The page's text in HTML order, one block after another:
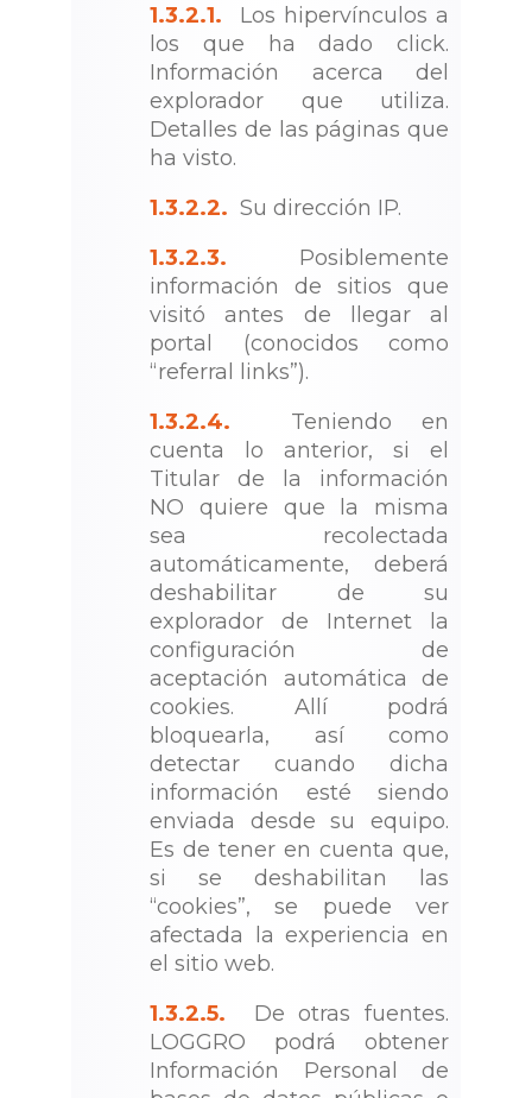
1.3.2.1. Los hipervínculos a
los que ha dado click.
Información acerca del
explorador que utiliza.
Detalles de las páginas que
ha visto.
1.3.2.2. Su dirección IP.
1.3.2.3. Posiblemente
información de sitios que
visitó antes de llegar al
portal (conocidos como
“referral links”).
1.3.2.4. Teniendo en
cuenta lo anterior, si el
Titular de la información
NO quiere que la misma
sea recolectada
automáticamente, deberá
deshabilitar de su
explorador de Internet la
configuración de
aceptación automática de
cookies. Allí podrá
bloquearla, así como
detectar cuando dicha
información esté siendo
enviada desde su equipo.
Es de tener en cuenta que,
si se deshabilitan las
“cookies”, se puede ver
afectada la experiencia en
el sitio web.
1.3.2.5. De otras fuentes.
LOGGRO podrá obtener
Información Personal de